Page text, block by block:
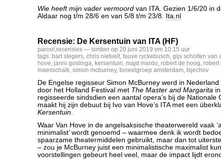
Wie heeft mijn vader vermoord van ITA. Gezien 1/6/20 in
Aldaar nog t/m 28/6 en van 5/8 t/m 23/8. Ita.nl
Recensie: De Kersentuin van ITA (HF)
parool ,recensies — simber op 20 juni 2019 om 10:15 uur
tags: bart slegers, chris nietvelt, fauve ryckebusch, gijs scholten van
hove, janni goslinga, kersentuin, majd mardo, robert de hoog, robert
maesschalk, simon mcburney, toneelgroep amsterdam, tsjechov
De Engelse regisseur Simon McBurney werd in
door het Holland Festival met The Master and Margarita
regisseerde sindsdien een aantal opera’s bij de Nationale
maakt hij zijn debuut bij Ivo van Hove’s ITA met een
Kersentuin.
Waar Van Hove in de angelsaksische theaterwereld vaak
minimalist’ wordt genoemd – waarmee denk ik wordt
spaarzame theatermiddelen gebruikt, maar dan tot
– zou je McBurney juist een minimalistische maximalist
voorstellingen gebeurt heel veel, maar de impact lijdt